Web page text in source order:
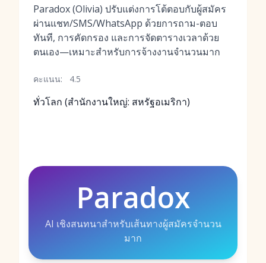
Paradox (Olivia) ปรับแต่งการโต้ตอบกับผู้สมัคร
ผ่านแชท/SMS/WhatsApp ด้วยการถาม-ตอบ
ทันที, การคัดกรอง และการจัดตารางเวลาด้วย
ตนเอง—เหมาะสำหรับการจ้างงานจำนวนมาก
คะแนน: 4.5
ทั่วโลก (สำนักงานใหญ่: สหรัฐอเมริกา)
Paradox
AI เชิงสนทนาสำหรับเส้นทางผู้สมัครจำนวน
มาก